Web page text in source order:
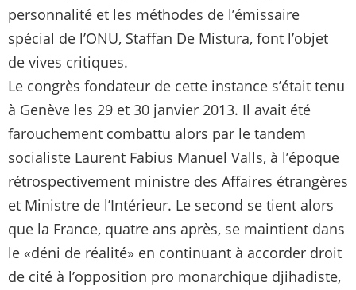
personnalité et les méthodes de l’émissaire
spécial de l’ONU, Staffan De Mistura, font l’objet
de vives critiques.
Le congrès fondateur de cette instance s’était tenu
à Genève les 29 et 30 janvier 2013. Il avait été
farouchement combattu alors par le tandem
socialiste Laurent Fabius Manuel Valls, à l’époque
rétrospectivement ministre des Affaires étrangères
et Ministre de l’Intérieur. Le second se tient alors
que la France, quatre ans après, se maintient dans
le «déni de réalité» en continuant à accorder droit
de cité à l’opposition pro monarchique djihadiste,